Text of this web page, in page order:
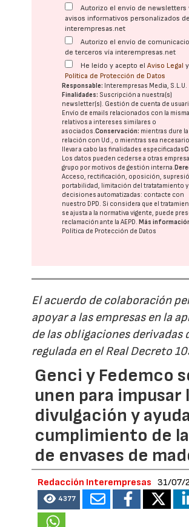
Autorizo el envío de newsletters
avisos informativos personalizados de
interempresas.net
Autorizo el envío de
de terceros vía interempresas.net
He leído y acepto elAviso Legal
Política de Protección de Datos
Responsable: Interempresas Media, S.L.U.
Finalidades: Suscripción a nuestra(s)
newsletter(s). Gestión de cuenta de
Envío de emails relacionados con la
relativos a intereses similares o
asociados.Conservación: mientras dure la
relación con Ud., o mientras sea necesario
llevar a cabo las finalidades especificadas
Los datos pueden cederse a otras
grupo por motivos de gestión interna.
Acceso, rectificación, oposición,
portabilidad, limitación del tratatamiento y
decisiones automatizadas: contacte con
nuestro DPD. Si considera que el
se ajusta a la normativa vigente, puede
reclamación ante laAEPD.Más
Política de Protección de Datos
El acuerdo de colaboración
apoyar a las empresas en la
de las obligaciones derivadas
regulada en el Real Decreto
Genci y Fedemco
unen para impusar
divulgación y
cumplimiento de la
de envases de
Redacción Interempresas 31/07/
4377